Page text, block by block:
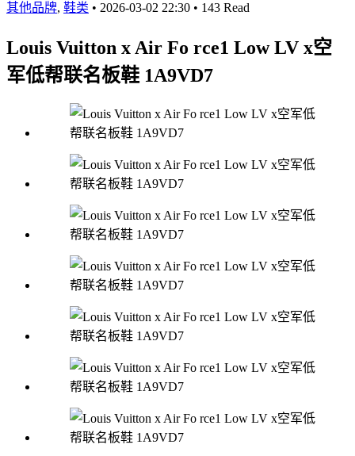
其他品牌, 鞋类 • 2026-03-02 22:30 • 143 Read
Louis Vuitton x Air Fo rce1 Low LV x空
军低帮联名板鞋 1A9VD7